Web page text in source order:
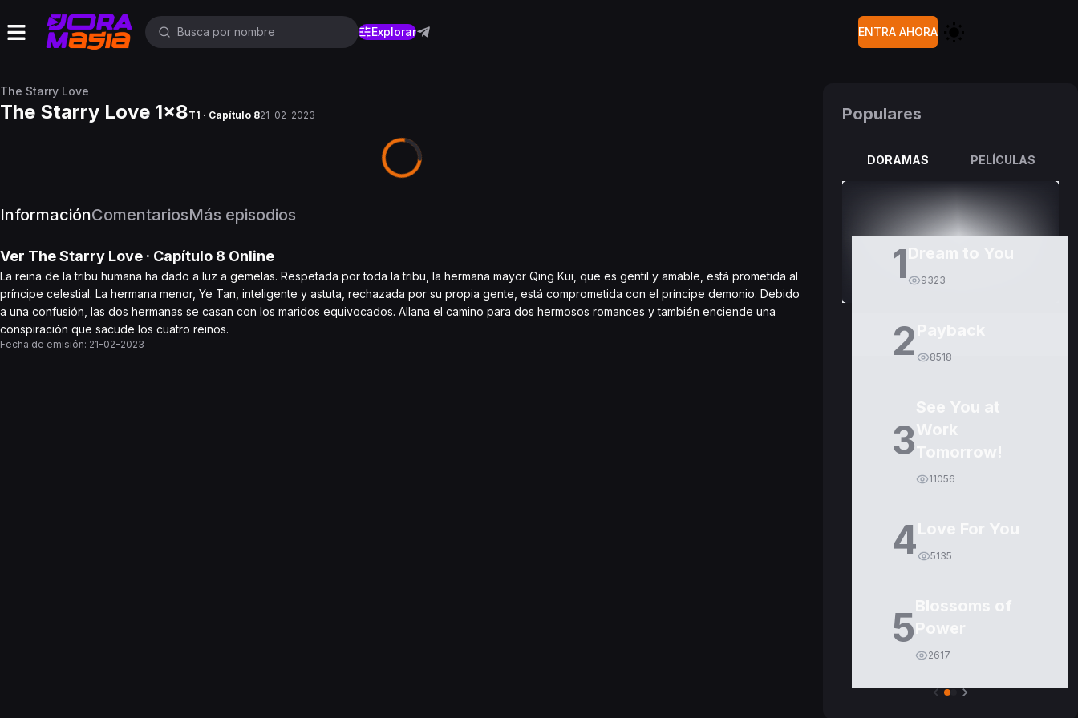
Explorar ENTRA AHORA
The Starry Love
The Starry Love 1x8T1 · Capítulo 821-02-2023
InformaciónComentariosMás episodios
Ver The Starry Love · Capítulo 8 Online
La reina de la tribu humana ha dado a luz a gemelas. Respetada por toda la tribu, la hermana mayor Qing Kui, que es gentil y amable, está prometida al
príncipe celestial. La hermana menor, Ye Tan, inteligente y astuta, rechazada por su propia gente, está comprometida con el príncipe demonio. Debido
a una confusión, las dos hermanas se casan con los maridos equivocados. Allana el camino para dos hermosos romances y también enciende una
conspiración que sacude los cuatro reinos.
Fecha de emisión: 21-02-2023
Populares
DORAMAS PELÍCULAS
1 9323
2 8518
3
11056
4 5135
5
2617